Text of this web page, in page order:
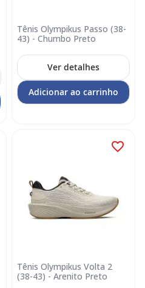
Tênis Olympikus Passo (38-
43) - Chumbo Preto
Ver detalhes
Adicionar ao carrinho
Tênis Olympikus Volta 2
(38-43) - Arenito Preto